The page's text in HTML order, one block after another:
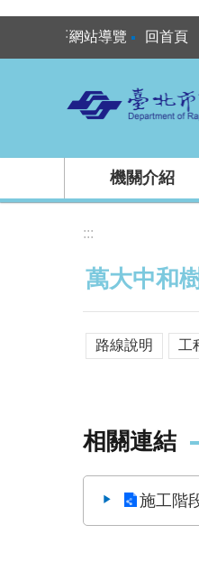
跳到主要內容區塊
:::網站導覽 回首頁
機關介紹
:::
萬大中和
路線說明 工
相關連結
施工階